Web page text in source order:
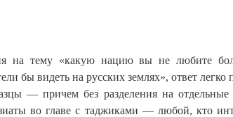
на тему «какую нацию вы не любите
бы видеть на русских землях», ответ легко
— причем без разделения на
во главе с таджиками — любой, кто